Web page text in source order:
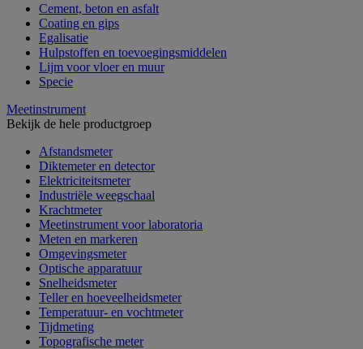
Cement, beton en asfalt
Coating en gips
Egalisatie
Hulpstoffen en toevoegingsmiddelen
Lijm voor vloer en muur
Specie
Meetinstrument
Bekijk de hele productgroep
Afstandsmeter
Diktemeter en detector
Elektriciteitsmeter
Industriële weegschaal
Krachtmeter
Meetinstrument voor laboratoria
Meten en markeren
Omgevingsmeter
Optische apparatuur
Snelheidsmeter
Teller en hoeveelheidsmeter
Temperatuur- en vochtmeter
Tijdmeting
Topografische meter